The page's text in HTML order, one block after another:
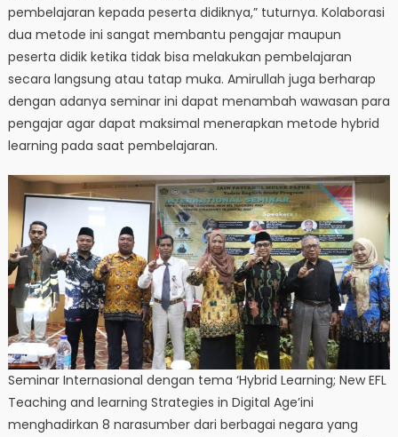
pembelajaran kepada peserta didiknya,” tuturnya. Kolaborasi
dua metode ini sangat membantu pengajar maupun
peserta didik ketika tidak bisa melakukan pembelajaran
secara langsung atau tatap muka. Amirullah juga berharap
dengan adanya seminar ini dapat menambah wawasan para
pengajar agar dapat maksimal menerapkan metode hybrid
learning pada saat pembelajaran.
Seminar Internasional dengan tema ‘Hybrid Learning; New EFL
Teaching and learning Strategies in Digital Age’ini
menghadirkan 8 narasumber dari berbagai negara yang